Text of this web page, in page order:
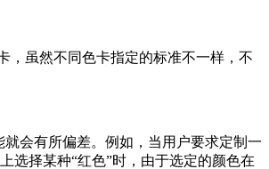
，虽然不同色卡指定的标准不一样，不
会有所偏差。例如，当用户要求定制一
选择某种“红色”时，由于选定的颜色在